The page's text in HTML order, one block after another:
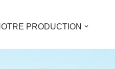
PRODUCTION